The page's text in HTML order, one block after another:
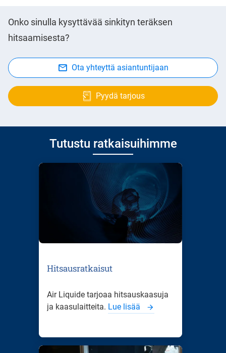
Onko sinulla kysyttävää sinkityn teräksen
hitsaamisesta?
Ota yhteyttä asiantuntijaan
Pyydä tarjous
Tutustu ratkaisuihimme
Hitsausratkaisut
Air Liquide tarjoaa hitsauskaasuja
ja kaasulaitteita. Lue lisää